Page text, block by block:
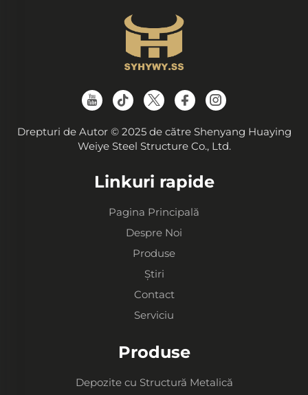
Drepturi de Autor © 2025 de către Shenyang Huaying
Weiye Steel Structure Co., Ltd.
Linkuri rapide
Pagina Principală
Despre Noi
Produse
Știri
Contact
Serviciu
Produse
Depozite cu Structură Metalică